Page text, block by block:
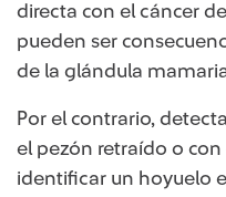
directa con el cáncer
pueden ser
de la glándula
Por el contrario,
el pezón retraído o
identificar un hoyuelo